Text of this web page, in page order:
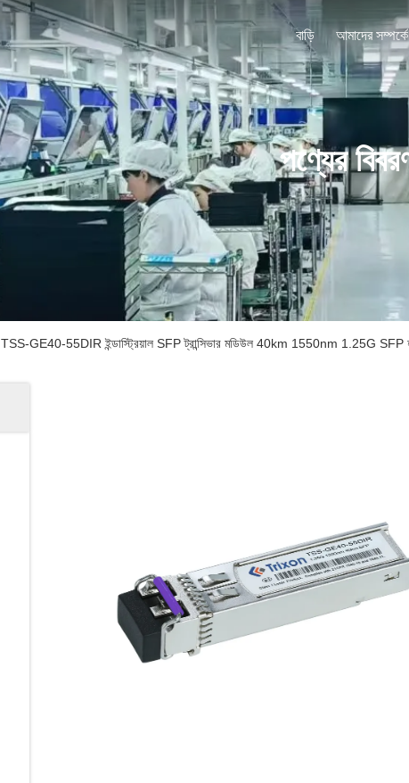
বাড়ি আমাদের সম্পর্কে
পণ্যের
TSS-GE40-55DIR ইন্ডাস্ট্রিয়াল SFP ট্রান্সিভার মডিউল 40km 1550nm 1.25G SFP